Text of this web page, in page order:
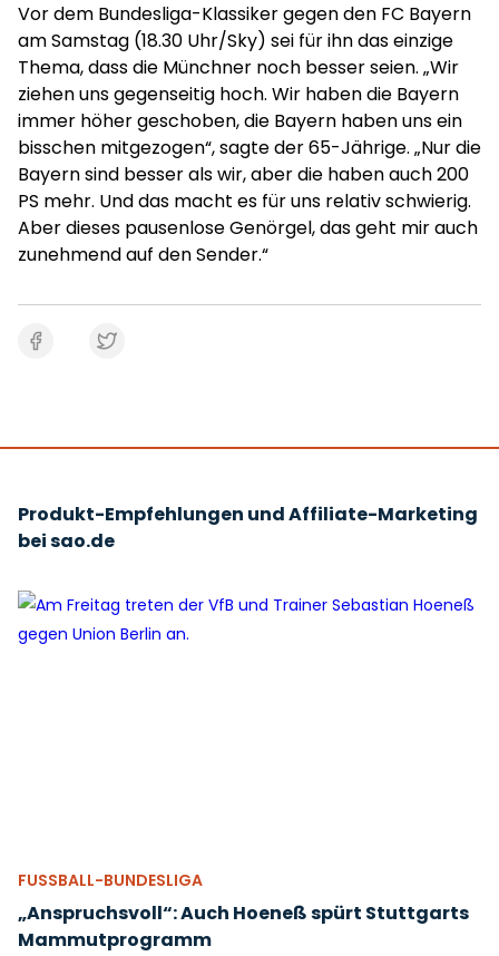
Vor dem Bundesliga-Klassiker gegen den FC Bayern
am Samstag (18.30 Uhr/Sky) sei für ihn das einzige
Thema, dass die Münchner noch besser seien. „Wir
ziehen uns gegenseitig hoch. Wir haben die Bayern
immer höher geschoben, die Bayern haben uns ein
bisschen mitgezogen“, sagte der 65-Jährige. „Nur die
Bayern sind besser als wir, aber die haben auch 200
PS mehr. Und das macht es für uns relativ schwierig.
Aber dieses pausenlose Genörgel, das geht mir auch
zunehmend auf den Sender.“
Produkt-Empfehlungen und Affiliate-Marketing
bei sao.de
FUSSBALL-BUNDESLIGA
„Anspruchsvoll“: Auch Hoeneß spürt Stuttgarts
Mammutprogramm